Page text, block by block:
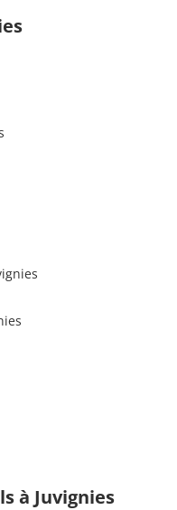
à Juvignies